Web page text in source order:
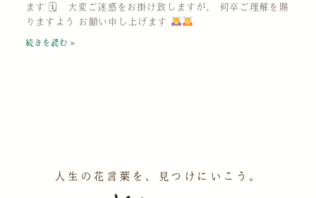
ます 🗓 大変ご迷惑をお掛け致しますが、 何卒ご理解を賜
りますよう お願い申し上げます
続きを読む »
人生の花言葉を、見つけにいこう。